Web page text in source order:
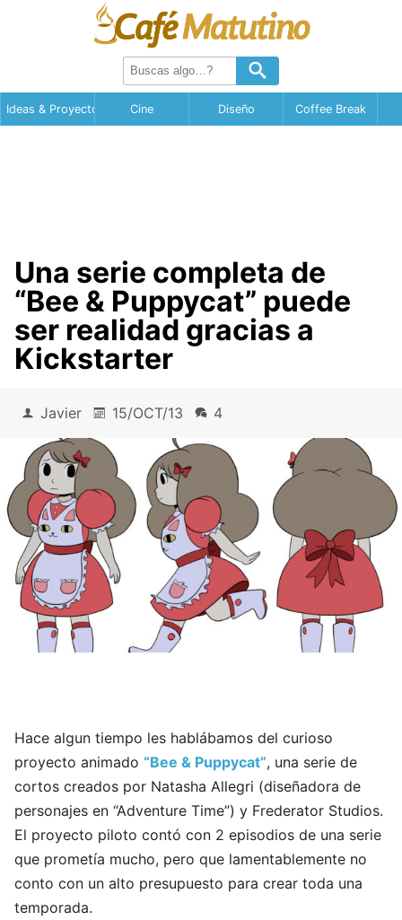
Ideas & Proyectos Cine Diseño Coffee Break
Una serie completa de
“Bee & Puppycat” puede
ser realidad gracias a
Kickstarter
Javier 15/OCT/13 4
Hace algun tiempo les hablábamos del curioso
proyecto animado “Bee & Puppycat”, una serie de
cortos creados por Natasha Allegri (diseñadora de
personajes en “Adventure Time”) y Frederator Studios.
El proyecto piloto contó con 2 episodios de una serie
que prometía mucho, pero que lamentablemente no
conto con un alto presupuesto para crear toda una
temporada.